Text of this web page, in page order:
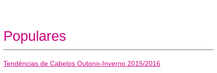
Populares
Tendências de Cabelos Outono-Inverno 2015/2016